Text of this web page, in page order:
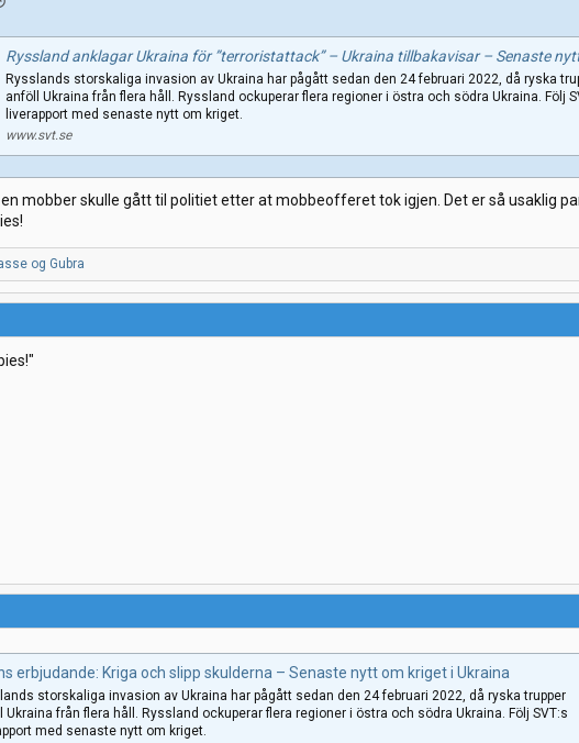
Ryssland anklagar Ukraina för ”terroristattack” – Ukraina tillbakavisar – Senaste nytt om kriget i
Rysslands storskaliga invasion av Ukraina har pågått sedan den 24 februari 2022, då ryska
anföll Ukraina från flera håll. Ryssland ockuperar flera regioner i östra och södra Ukraina. Följ
liverapport med senaste nytt om kriget.
www.svt.se
mobber skulle gått til politiet etter at mobbeofferet tok igjen. Det er så usaklig
og Gubra
erbjudande: Kriga och slipp skulderna – Senaste nytt om kriget i Ukraina
storskaliga invasion av Ukraina har pågått sedan den 24 februari 2022, då ryska trupper
Ukraina från flera håll. Ryssland ockuperar flera regioner i östra och södra Ukraina. Följ SVT:s
med senaste nytt om kriget.